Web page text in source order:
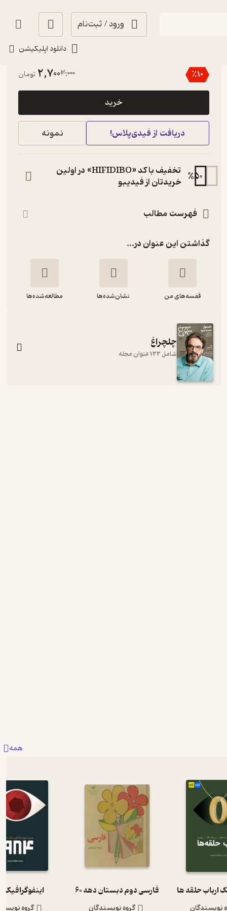
ورود / ثبت‌نام
دانلود اپلیکیشن
٪10
3,000
2,700 تومان
خرید
دریافت از فیدی‌پلاس! نمونه
%50
تخفیف با کد «HIFIDIBO» در اولین
خریدتان از فیدیبو
فهرست مطالب
گذاشتن این عنوان در...
قفسه‌های من نشان‌شده‌ها مطالعه‌شده‌ها
چلچراغ
شامل 133 عنوان مجله
همه
ارباب حلقه ها
نویسندگان
فارسی دوم دبستان دهه 60
گروه نویسندگان
اینفوگرافیک 1984
گروه